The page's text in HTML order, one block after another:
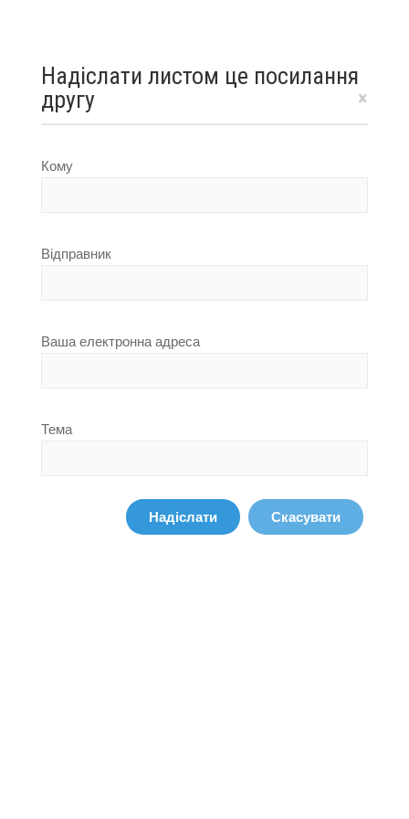
Надіслати листом це посилання
другу
×
Кому
Відправник
Ваша електронна адреса
Тема
Надіслати Скасувати